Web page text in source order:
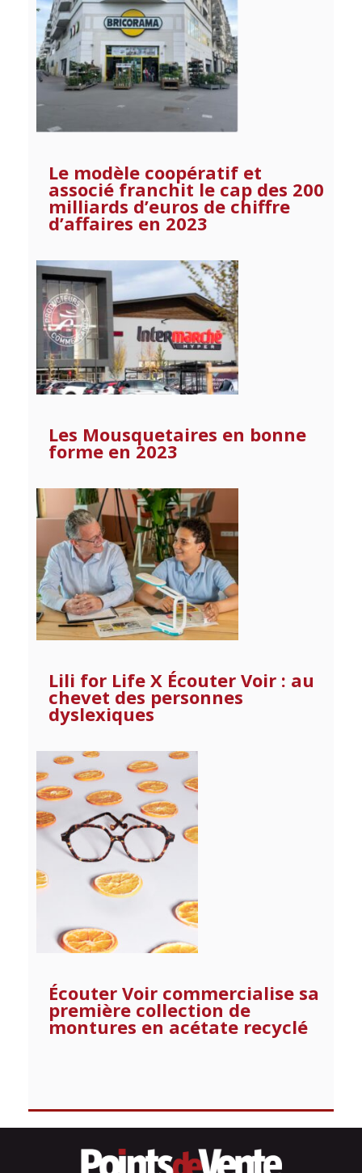
Le modèle coopératif et
associé franchit le cap des 200
milliards d’euros de chiffre
d’affaires en 2023
Les Mousquetaires en bonne
forme en 2023
Lili for Life X Écouter Voir : au
chevet des personnes
dyslexiques
Écouter Voir commercialise sa
première collection de
montures en acétate recyclé